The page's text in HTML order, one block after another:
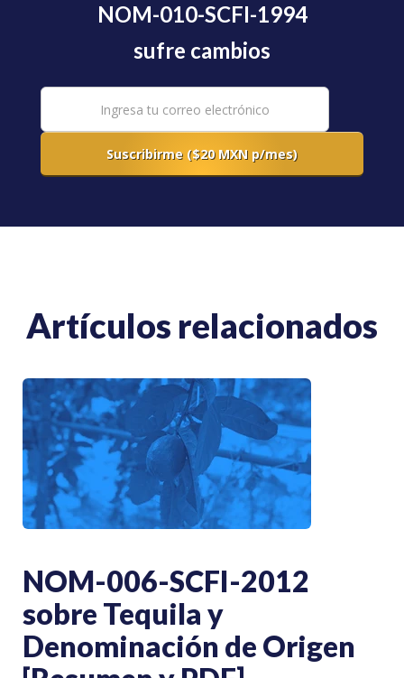
NOM-010-SCFI-1994
sufre cambios
Artículos relacionados
NOM-006-SCFI-2012
sobre Tequila y
Denominación de Origen